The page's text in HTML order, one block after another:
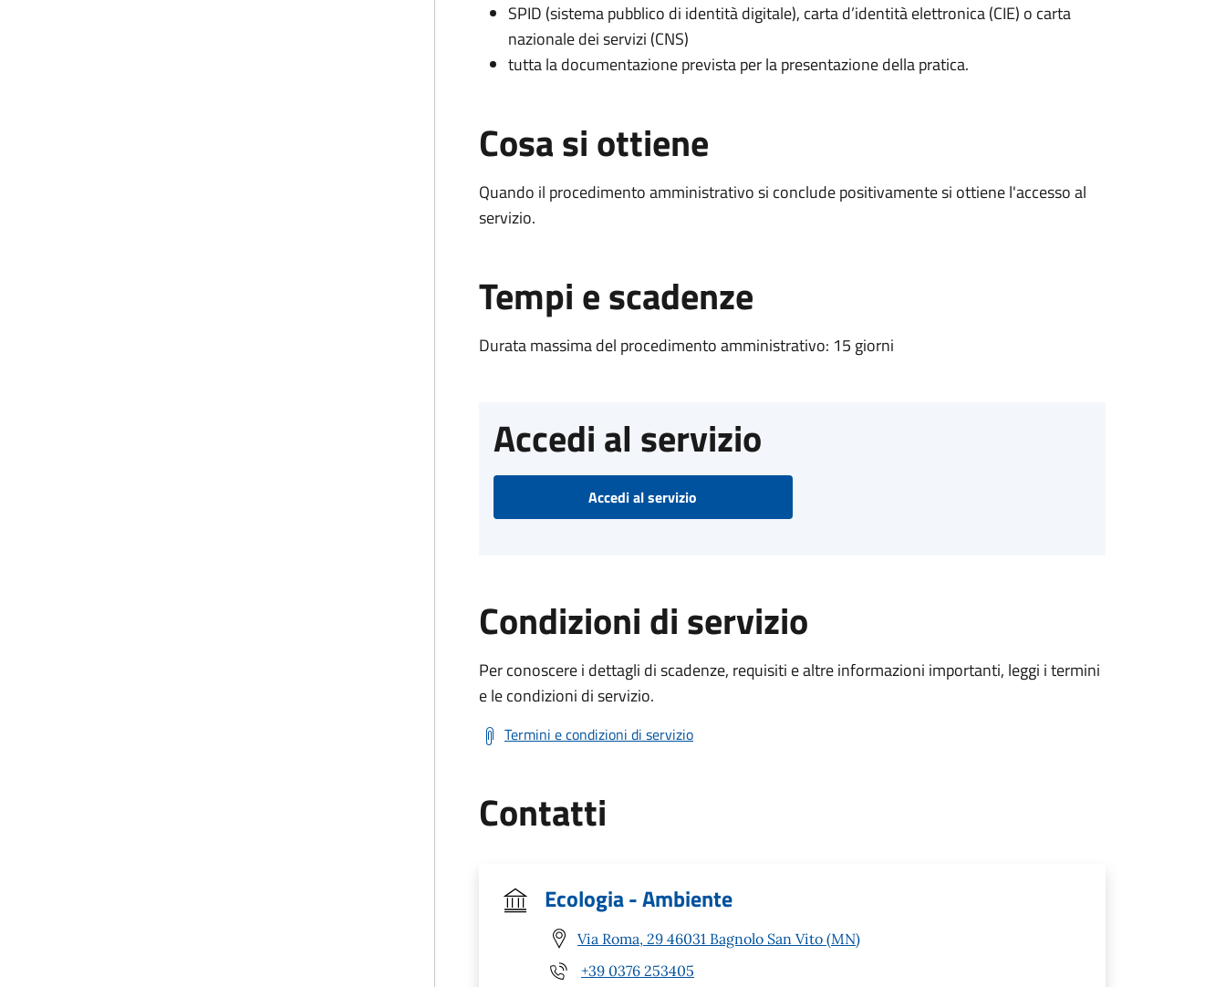
SPID (sistema pubblico di identità digitale), carta d’identità elettronica (CIE) o carta
nazionale dei servizi (CNS)
tutta la documentazione prevista per la presentazione della pratica.
Cosa si ottiene
Quando il procedimento amministrativo si conclude positivamente si ottiene l'accesso al
servizio.
Tempi e scadenze
Durata massima del procedimento amministrativo: 15 giorni
Accedi al servizio
Accedi al servizio
Condizioni di servizio
Per conoscere i dettagli di scadenze, requisiti e altre informazioni importanti, leggi i termini
e le condizioni di servizio.
Termini e condizioni di servizio
Contatti
Ecologia - Ambiente
Via Roma, 29 46031 Bagnolo San Vito (MN)
+39 0376 253405